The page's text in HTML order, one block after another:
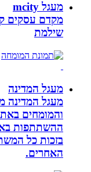
מעגל mcity
מקדם עסקים
שילמת
מעגל המדינה
מעגל המדינה
והמומחים
ההשתתפות באחד
בזכות כל
האחרים.